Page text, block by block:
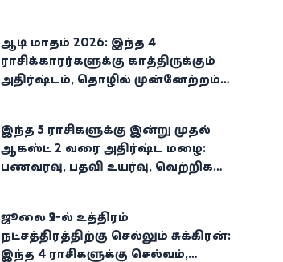
ஆடி மாதம் 2026: இந்த 4
ராசிக்காரர்களுக்கு காத்திருக்கும்
அதிர்ஷ்டம், தொழில் முன்னேற்றம்,
இந்த 5 ராசிகளுக்கு இன்று முதல்
ஆகஸ்ட் 2 வரை அதிர்ஷ்ட மழை:
பணவரவு, பதவி உயர்வு, வெற்றிகள்
ஜூலை 29-ல் உத்திரம்
நட்சத்திரத்திற்கு செல்லும் சுக்கிரன்:
இந்த 4 ராசிகளுக்கு செல்வம்,